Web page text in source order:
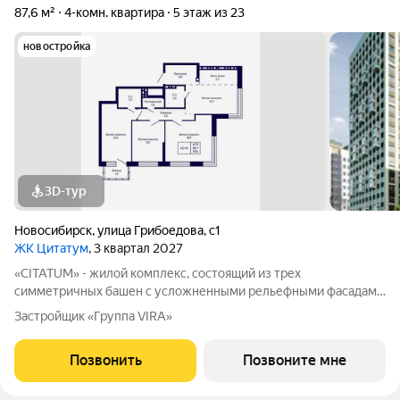
87,6 м² 4-комн. квартира 5 этаж из 23
новостройка
3D-тур
Новосибирск,улица Грибоедова,с1
ЖК Цитатум, 3 квартал 2027
«CITATUM» - жилой комплекс, состоящий из трех
симметричных башен с усложненными рельефными фасадами
(23, 8, 23 этажей), с единым пространством-стилобатом, в
котором расположится просторное дизайнерское лобби с
консьержем и мягкой зоной ожидания.
Застройщик «Группа VIRA»
Позвонить Позвоните мне